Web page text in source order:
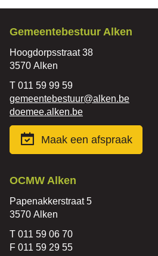
Contact
Gemeentebestuur Alken
Adres
Hoogdorpsstraat 38
,3570 Alken
Tel.011 59 99 59
E-
mail
gemeentebestuur@alken.be
Website
doemee.alken.be
Maak een afspraak
Contact
OCMW Alken
Adres
Papenakkerstraat 5
,3570 Alken
Tel.011 59 06 70
Fax011 59 29 55